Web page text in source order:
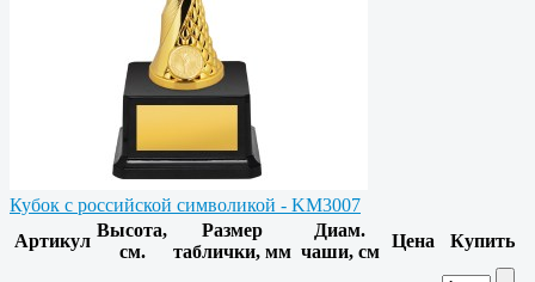
Кубок с российской символикой - KM3007
Артикул
Высота,
см.
Размер
таблички, мм
Диам.
чаши, см
Цена Купить